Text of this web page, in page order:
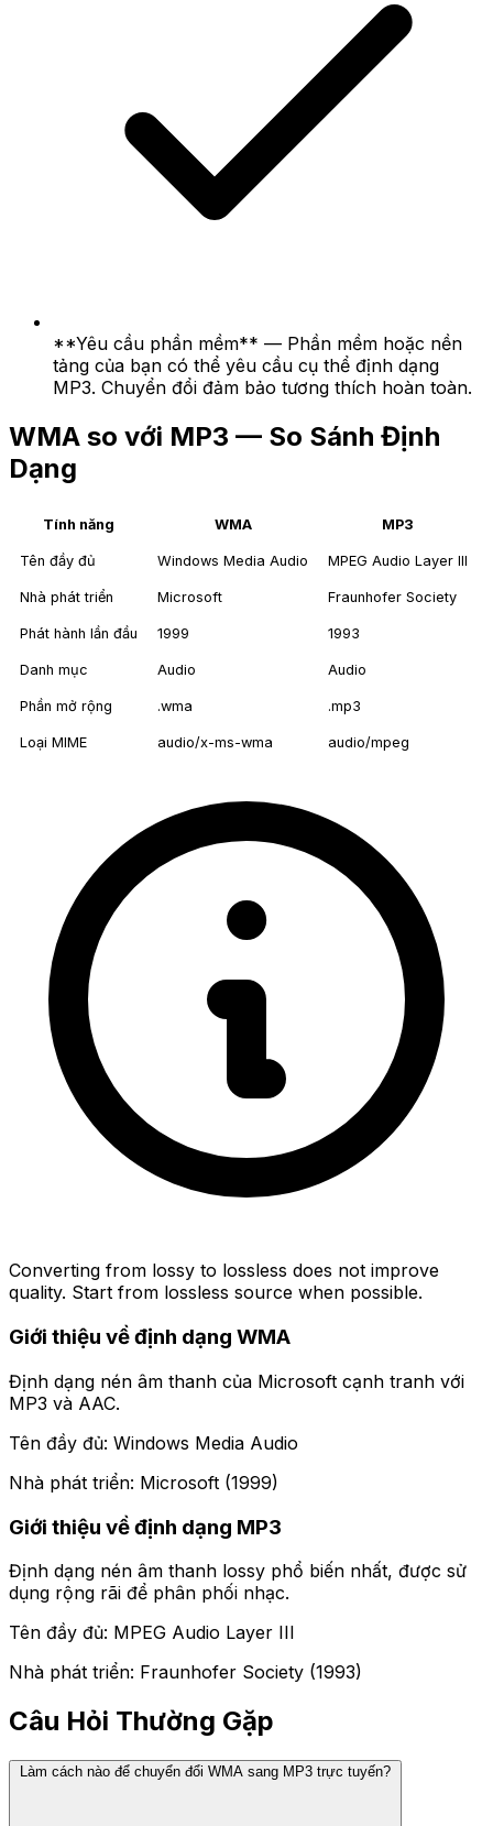
**Yêu cầu phần mềm** — Phần mềm hoặc nền
tảng của bạn có thể yêu cầu cụ thể định dạng
MP3. Chuyển đổi đảm bảo tương thích hoàn toàn.
WMA so với MP3 — So Sánh Định
Dạng
Tính năng WMA MP3
Tên đầy đủ Windows Media Audio MPEG Audio Layer III
Nhà phát triển Microsoft Fraunhofer Society
Phát hành lần đầu 1999 1993
Danh mục Audio Audio
Phần mở rộng .wma .mp3
Loại MIME audio/x-ms-wma audio/mpeg
Converting from lossy to lossless does not improve
quality. Start from lossless source when possible.
Giới thiệu về định dạng WMA
Định dạng nén âm thanh của Microsoft cạnh tranh với
MP3 và AAC.
Tên đầy đủ: Windows Media Audio
Nhà phát triển: Microsoft (1999)
Giới thiệu về định dạng MP3
Định dạng nén âm thanh lossy phổ biến nhất, được sử
dụng rộng rãi để phân phối nhạc.
Tên đầy đủ: MPEG Audio Layer III
Nhà phát triển: Fraunhofer Society (1993)
Câu Hỏi Thường Gặp
Làm cách nào để chuyển đổi WMA sang MP3 trực tuyến?